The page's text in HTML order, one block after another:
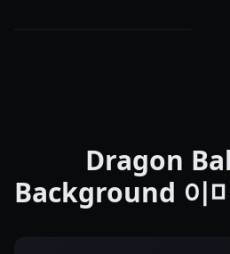
Dragon
Background 이